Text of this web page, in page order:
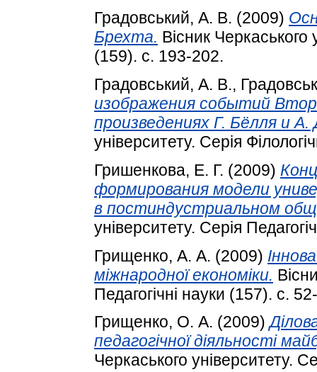
Градовський, А. В. (2009)
Брехта. Вісник Черкаського
(159). с. 193-202.
Градовський, А. В.,
изображения событий
произведениях Г. Бёлля и A.
університету. Серія
Гришенкова, Е. Г. (2009)
формирования модели
в постиндустриальном
університету. Серія
Грищенко, А. А. (2009)
міжнародної економіки.
Педагогічні науки (157). с.
Грищенко, О. А. (2009)
педагогічної діяльності
Черкаського університету.